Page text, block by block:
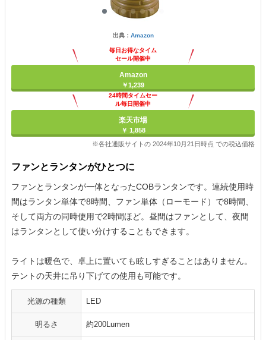
出典： Amazon
毎日お得なタイム
セール開催中
Amazon
￥1,239
24時間タイムセー
ル毎日開催中
楽天市場
￥ 1,858
※各社通販サイトの 2024年10月21日時点 での税込価格
ファンとランタンがひとつに
ファンとランタンが一体となったCOBランタンです。連続使用時
間はランタン単体で8時間、ファン単体（ローモード）で8時間、
そして両方の同時使用で2時間ほど。昼間はファンとして、夜間
はランタンとして使い分けすることもできます。
ライトは暖色で、卓上に置いても眩しすぎることはありません。
テントの天井に吊り下げての使用も可能です。
光源の種類 LED
明るさ 約200Lumen